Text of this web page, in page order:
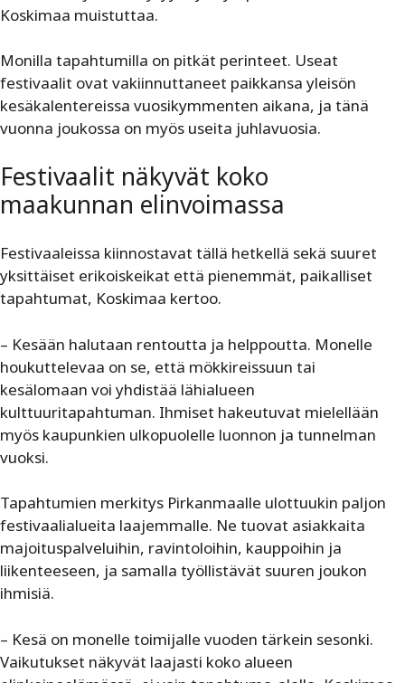
Koskimaa muistuttaa.
Monilla tapahtumilla on pitkät perinteet. Useat
festivaalit ovat vakiinnuttaneet paikkansa yleisön
kesäkalentereissa vuosikymmenten aikana, ja tänä
vuonna joukossa on myös useita juhlavuosia.
Festivaalit näkyvät koko
maakunnan elinvoimassa
Festivaaleissa kiinnostavat tällä hetkellä sekä suuret
yksittäiset erikoiskeikat että pienemmät, paikalliset
tapahtumat, Koskimaa kertoo.
– Kesään halutaan rentoutta ja helppoutta. Monelle
houkuttelevaa on se, että mökkireissuun tai
kesälomaan voi yhdistää lähialueen
kulttuuritapahtuman. Ihmiset hakeutuvat mielellään
myös kaupunkien ulkopuolelle luonnon ja tunnelman
vuoksi.
Tapahtumien merkitys Pirkanmaalle ulottuukin paljon
festivaalialueita laajemmalle. Ne tuovat asiakkaita
majoituspalveluihin, ravintoloihin, kauppoihin ja
liikenteeseen, ja samalla työllistävät suuren joukon
ihmisiä.
– Kesä on monelle toimijalle vuoden tärkein sesonki.
Vaikutukset näkyvät laajasti koko alueen